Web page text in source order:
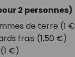
2 personnes)
de terre (1
frais (1,50 €)
€)